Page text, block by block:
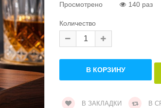
Просмотрено
140 раз
Количество
В ЗАКЛАДКИ В